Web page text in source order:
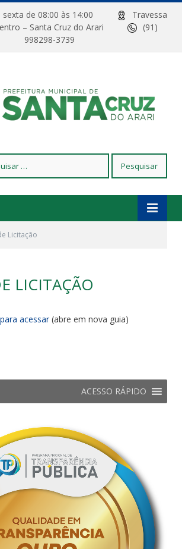
sexta de 08:00 às 14:00
Travessa
– Santa Cruz do Arari
(91)
998298-3739
Licitação
LICITAÇÃO
acessar(abre em nova guia)
ACESSO RÁPIDO